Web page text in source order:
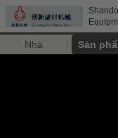
Nhà Sản